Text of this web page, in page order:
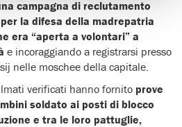
campagna di reclutamento
la difesa della madrepatria
era “aperta a volontari” a
e incoraggiando a registrarsi presso
nelle moschee della capitale.
verificati hanno fornito prove
soldato ai posti di blocco
e tra le loro pattuglie,